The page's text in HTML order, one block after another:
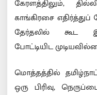
கேரளத்திலும்,
காங்கிரசை எதிர்த்துப்
தேர்தலில் கூட
போட்டியிட
மொத்தத்தில்
ஒரு பிரிவு,